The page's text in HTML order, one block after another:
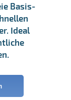
Basis-
Ideal